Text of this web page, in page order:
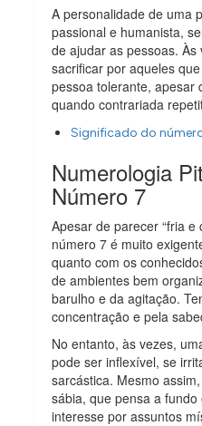
A personalidade de uma
passional e humanista,
de ajudar as pessoas.
sacrificar por aqueles
pessoa tolerante, apesar
quando contrariada
Significado do
Numerologia
Número 7
Apesar de parecer “fria e
número 7 é muito
quanto com os
de ambientes bem
barulho e da agitação.
concentração e pela
No entanto, às vezes,
pode ser inflexível, se
sarcástica. Mesmo
sábia, que pensa a
interesse por assuntos